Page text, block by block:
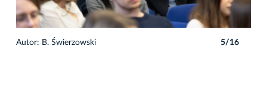
Autor: B. Świerzowski 5/16